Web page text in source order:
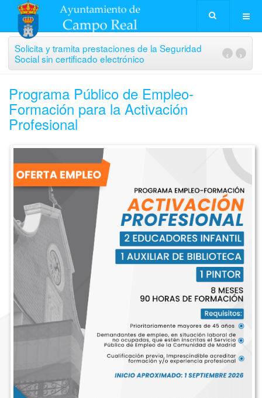
Solicita y tramita prestaciones de la Seguridad
Social sin certificado electrónico
›
‹
Programa Público de Empleo-
Formación para la Activación
Profesional